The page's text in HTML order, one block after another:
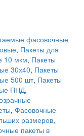
фасовочные
, Пакеты для
10 мкм, Пакеты
30х40, Пакеты
500 шт, Пакеты
ПНД,
, Фасовочные
размеров,
пакеты в